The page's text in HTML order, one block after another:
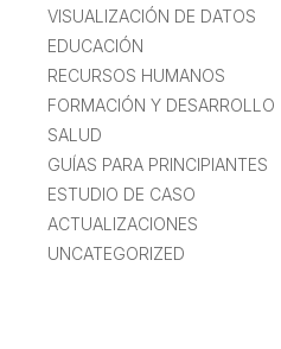
VISUALIZACIÓN DE DATOS
EDUCACIÓN
RECURSOS HUMANOS
FORMACIÓN Y DESARROLLO
SALUD
GUÍAS PARA PRINCIPIANTES
ESTUDIO DE CASO
ACTUALIZACIONES
UNCATEGORIZED